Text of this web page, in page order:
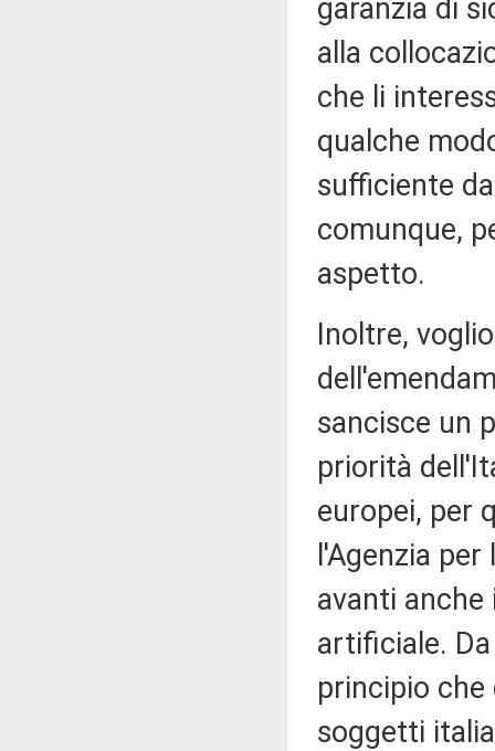
garanzia di
alla
che li
qualche
sufficiente
comunque,
aspetto.
Inoltre,
sancisce un
priorità
europei, per
l'Agenzia
avanti anche
artificiale.
principio
soggetti